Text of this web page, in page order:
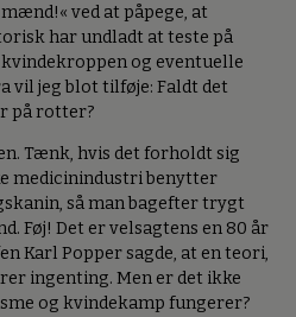
ved at påpege, at
har undladt at teste på
og eventuelle
vil jeg blot tilføje: Faldt det
på rotter?
Tænk, hvis det forholdt sig
medicinindustri benytter
så man bagefter trygt
Føj! Det er velsagtens en 80 år
Karl Popper sagde, at en teori,
ingenting. Men er det ikke
og kvindekamp fungerer?